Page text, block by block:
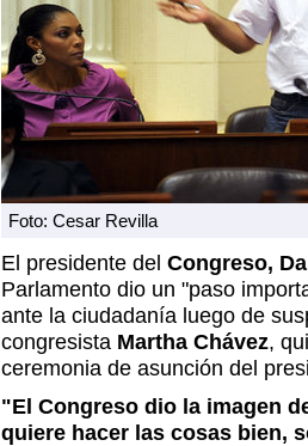
Foto: Cesar Revilla
El presidente del Congreso,
Parlamento dio un "paso
ante la ciudadanía luego de
congresista Martha Chávez,
ceremonia de asunción del
"El Congreso dio la imagen
quiere hacer las cosas bien,